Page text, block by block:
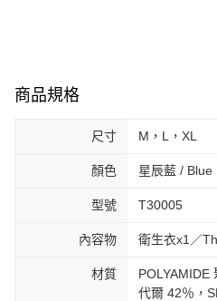
商品規格
尺寸 M，L，XL
顏色 星辰藍 / Blue
型號 T30005
內容物 衛生衣x1／
材質
POLYAMIDE
代爾 42％，